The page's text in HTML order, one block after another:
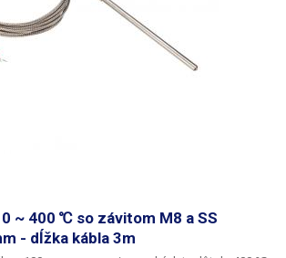
~ 400 ℃ so závitom M8 a SS
- dĺžka kábla 3m